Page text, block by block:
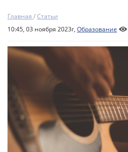
Главная /Статьи
10:45, 03 ноября 2023г, Образование